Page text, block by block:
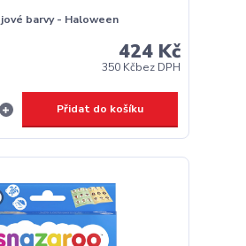
barvy - Haloween
424 Kč
350 Kčbez DPH
Přidat do košíku